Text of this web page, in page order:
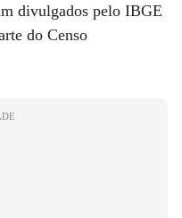
divulgados pelo IBGE
do Censo